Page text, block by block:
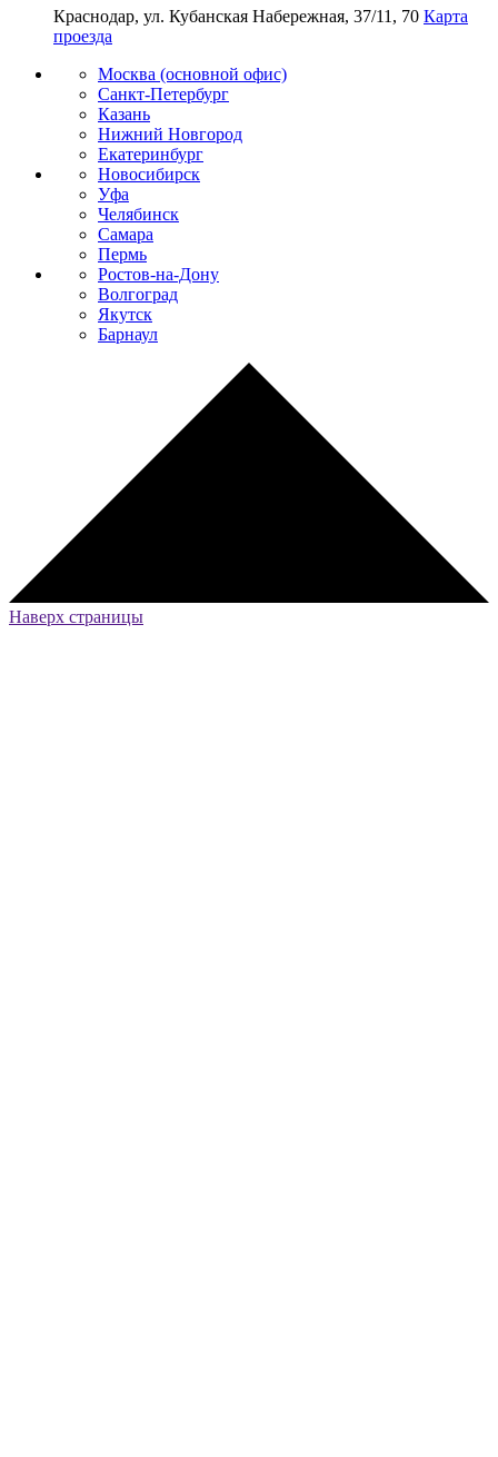
Краснодар, ул. Кубанская Набережная, 37/11, 70 Карта
проезда
Москва (основной офис)
Санкт-Петербург
Казань
Нижний Новгород
Екатеринбург
Новосибирск
Уфа
Челябинск
Самара
Пермь
Ростов-на-Дону
Волгоград
Якутск
Барнаул
Наверх страницы